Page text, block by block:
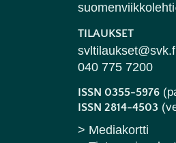
TILAUKSET
040 775 7200
ISSN 0355-5976
ISSN 2814-4503
> Mediakortti